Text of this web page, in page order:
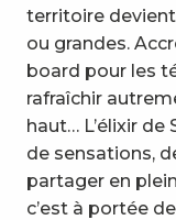
territoire devient
ou grandes.
board pour les
rafraîchir
haut… L’élixir de
de sensations,
partager en
c’est à portée